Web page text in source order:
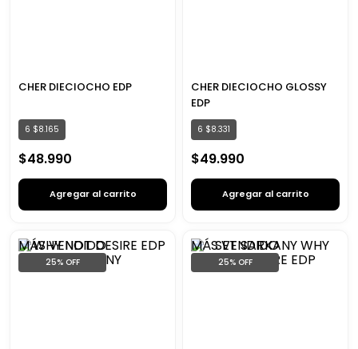
CHER DIECIOCHO EDP
6 $8.165
$48.990
Agregar al carrito
CHER DIECIOCHO GLOSSY
EDP
6 $8.331
$49.990
Agregar al carrito
MÁS VENDIDO
25%OFF
MÁS VENDIDO
25%OFF